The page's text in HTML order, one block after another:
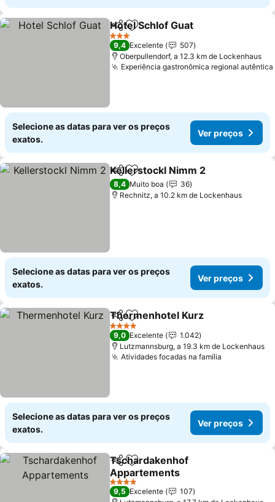
PartilharAdicionar aos favoritos
Hotel Schlof Guat
3 Estrelas
9,4 Excelente
507
Oberpullendorf, a 12.3 km de Lockenhaus
Experiência gastronômica regional autêntica
Selecione as datas para ver os preços
exatos.
Ver preços
PartilharAdicionar aos favoritos
Kellerstockl Nimm 2
8,4 Muito boa
36
Rechnitz, a 10.2 km de Lockenhaus
Selecione as datas para ver os preços
exatos.
Ver preços
PartilharAdicionar aos favoritos
Thermenhotel Kurz
4 Estrelas
9,0 Excelente
1.042
Lutzmannsburg, a 19.3 km de Lockenhaus
Atividades focadas na família
Selecione as datas para ver os preços
exatos.
Ver preços
PartilharAdicionar aos favoritos
Tschardakenhof
Appartements
Ver preços
4 Estrelas
9,5 Excelente
107